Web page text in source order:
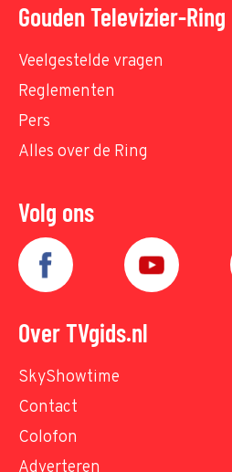
Gouden Televizier-Ring
Veelgestelde vragen
Reglementen
Pers
Alles over de Ring
Volg ons
Over TVgids.nl
SkyShowtime
Contact
Colofon